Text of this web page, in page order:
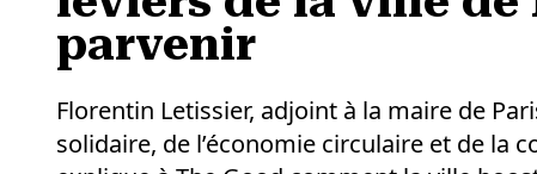
parvenir
Florentin Letissier, adjoint à la maire de
solidaire, de l’économie circulaire et de la